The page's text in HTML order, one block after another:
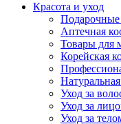
Красота и уход
Аптечная
Товары для
Корейская
Уход за
Уход за
Уход за